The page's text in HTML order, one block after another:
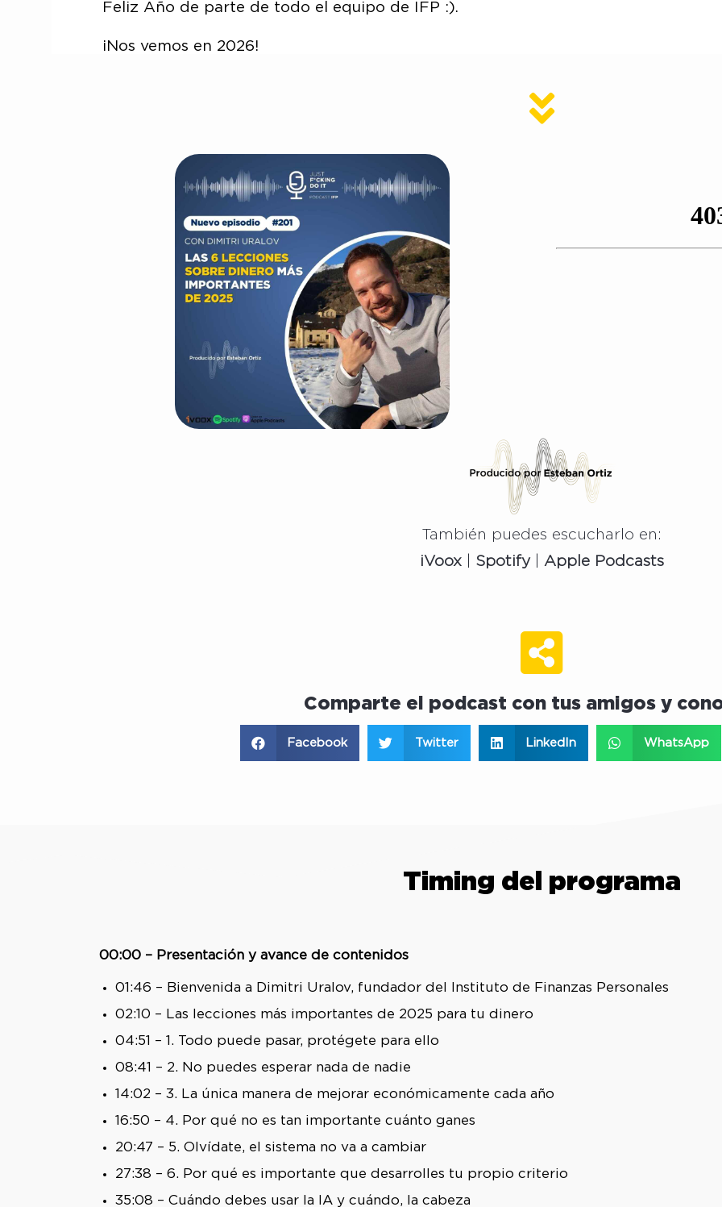
Feliz Año de parte de todo el equipo de IFP :).
¡Nos vemos en 2026!
También puedes escucharlo en:
iVoox| Spotify| Apple Podcasts
Comparte el podcast con tus amigos y
Facebook Twitter LinkedIn WhatsApp
Timing del programa
00:00 – Presentación y avance de contenidos
01:46 – Bienvenida a Dimitri Uralov, fundador del Instituto de Finanzas Personales
02:10 – Las lecciones más importantes de 2025 para tu dinero
04:51 – 1. Todo puede pasar, protégete para ello
08:41 – 2. No puedes esperar nada de nadie
14:02 – 3. La única manera de mejorar económicamente cada año
16:50 – 4. Por qué no es tan importante cuánto ganes
20:47 – 5. Olvídate, el sistema no va a cambiar
27:38 – 6. Por qué es importante que desarrolles tu propio criterio
35:08 – Cuándo debes usar la IA y cuándo, la cabeza